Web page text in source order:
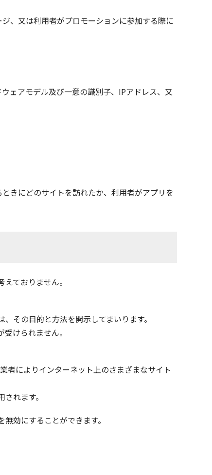
、又は利用者がプロモーションに参加する際に
ェアモデル及び一意の識別子、IPアドレス、又
きにどのサイトを訪れたか、利用者がアプリを
ておりません。
その目的と方法を開示してまいります。
けられません。
者によりインターネット上のさまざまなサイト
れます。
効にすることができます。